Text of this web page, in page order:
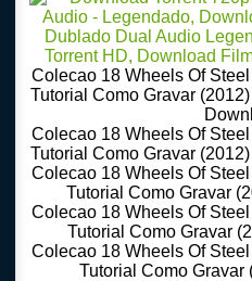
Colecao 18 Wheels Of
Tutorial Como Gravar
Colecao 18 Wheels Of
Tutorial Como Gravar
Colecao 18 Wheels Of
Tutorial Como Gravar
Colecao 18 Wheels Of
Tutorial Como Gravar
Colecao 18 Wheels Of
Tutorial Como Gravar